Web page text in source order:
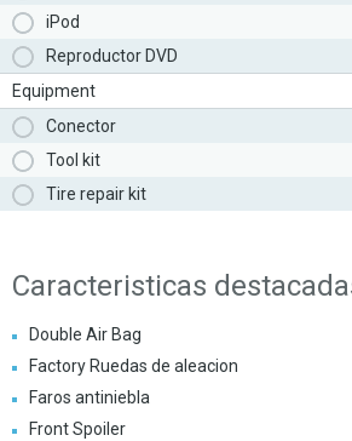
iPod
Reproductor DVD
Equipment
Conector
Tool kit
Tire repair kit
Caracteristicas
Double Air Bag
Factory Ruedas de aleacion
Faros antiniebla
Front Spoiler